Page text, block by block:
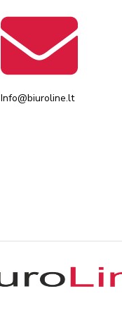
Info@biuroline.lt